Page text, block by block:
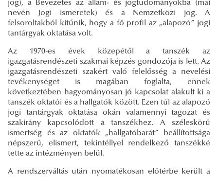
jog), a Bevezetés az állam- és jogtudományokba (mai
nevén Jogi ismeretek) és a Nemzetközi jog. A
felsoroltakból kitűnik, hogy a fő profil az „alapozó” jogi
tantárgyak oktatása volt.
Az 1970-es évek közepétől a tanszék az
igazgatásrendészeti szakmai képzés gondozója is lett. Az
igazgatásrendészeti szakért való felelősség a nevelési
tevékenységet is magában foglalta, ennek
következtében hagyományosan jó kapcsolat alakult ki a
tanszék oktatói és a hallgatók között. Ezen túl az alapozó
jogi tantárgyak oktatása okán valamennyi tagozat és
szakirány kapcsolódott a tanszékhez. A széleskörű
ismertség és az oktatók „hallgatóbarát” beállítottsága
népszerű, elismert, tekintéllyel rendelkező tanszékké
tette az intézményen belül.
A rendszerváltás után nyomatékosan előtérbe került a